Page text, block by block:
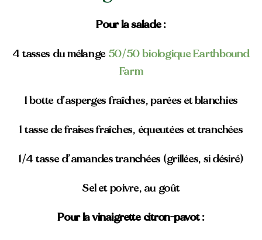
Pour la salade :
4 tasses du mélange 50/50 biologique Earthbound
Farm
1 botte d’asperges fraîches, parées et blanchies
1 tasse de fraises fraîches, équeutées et tranchées
1/4 tasse d’amandes tranchées (grillées, si désiré)
Sel et poivre, au goût
Pour la vinaigrette citron-pavot :